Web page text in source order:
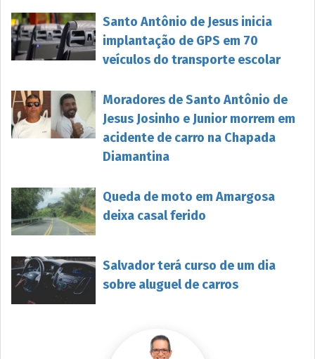
Santo Antônio de Jesus inicia
implantação de GPS em 70
veículos do transporte escolar
Moradores de Santo Antônio de
Jesus Josinho e Junior morrem em
acidente de carro na Chapada
Diamantina
Queda de moto em Amargosa
deixa casal ferido
Salvador terá curso de um dia
sobre aluguel de carros